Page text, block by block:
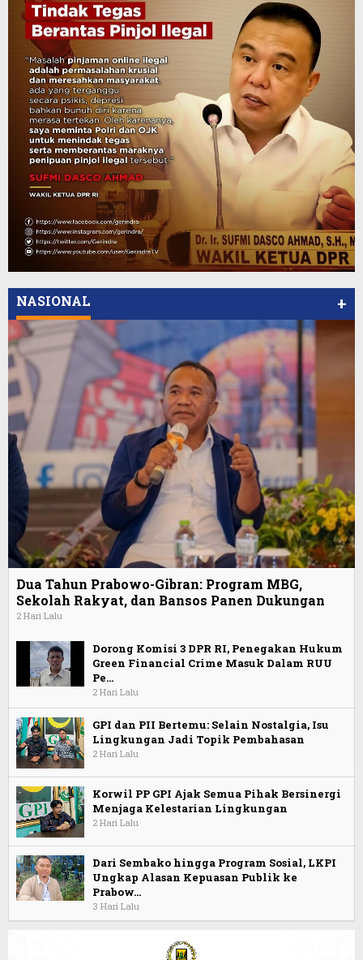
NASIONAL +
Dua Tahun Prabowo-Gibran: Program MBG,
Sekolah Rakyat, dan Bansos Panen Dukungan
2 Hari Lalu
Dorong Komisi 3 DPR RI, Penegakan Hukum
Green Financial Crime Masuk Dalam RUU
Pe…
2 Hari Lalu
GPI dan PII Bertemu: Selain Nostalgia, Isu
Lingkungan Jadi Topik Pembahasan
2 Hari Lalu
Korwil PP GPI Ajak Semua Pihak Bersinergi
Menjaga Kelestarian Lingkungan
2 Hari Lalu
Dari Sembako hingga Program Sosial, LKPI
Ungkap Alasan Kepuasan Publik ke
Prabow…
3 Hari Lalu